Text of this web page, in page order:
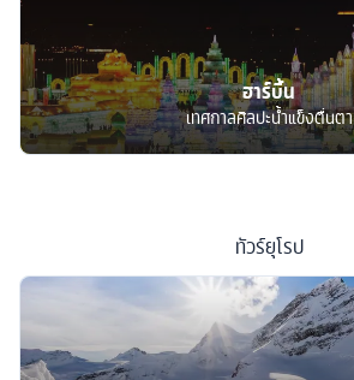
ฮาร์บิ้น
เทศกาลศิลปะน้ำแข็งตื่นตา
ทัวร์ยุโรป